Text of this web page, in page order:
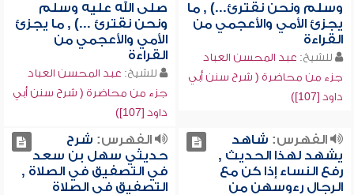
وسلم ونحن نقترئ...) , ما
يجزئ الأمي والأعجمي من
القراءة
للشيخ: عبد المحسن العباد
جزء من محاضرة ( شرح سنن أبي
داود [107])
صلى الله عليه وسلم
ونحن نقترئ ...) , ما يجزئ
الأمي والأعجمي من
القراءة
للشيخ: عبد المحسن العباد
جزء من محاضرة ( شرح سنن أبي
داود [107])
الفهرس: شاهد
يشهد لهذا الحديث ,
رفع النساء إذا كن مع
الرجال رءوسهن من
الفهرس: شرح
حديثي سهل بن سعد
في التصفيق في الصلاة ,
التصفيق في الصلاة